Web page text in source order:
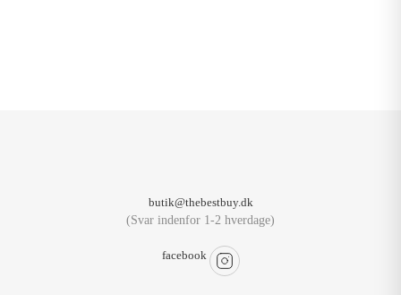
butik@thebestbuy.dk
(Svar indenfor 1-2 hverdage)
facebook